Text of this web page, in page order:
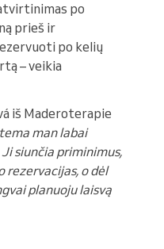
po
prieš ir
po kelių
– veikia
iš Maderoterapie
man labai
siunčia priminimus,
rezervacijas, o dėl
planuoju laisvą